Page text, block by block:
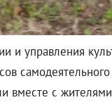
и управления
самодеятельного
вместе с